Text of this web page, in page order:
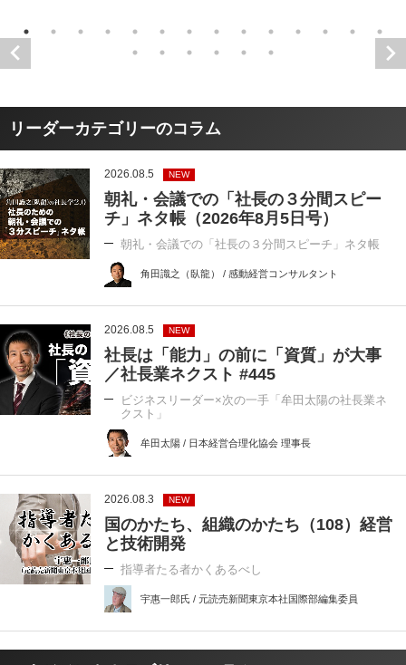
リーダーカテゴリーのコラム
2026.08.5 NEW
朝礼・会議での「社長の３分間スピー
チ」ネタ帳（2026年8月5日号）
朝礼・会議での「社長の３分間スピーチ」ネタ帳
角田識之（臥龍） / 感動経営コンサルタント
2026.08.5 NEW
社長は「能力」の前に「資質」が大事
／社長業ネクスト #445
ビジネスリーダー×次の一手「牟田太陽の社長業ネ
クスト」
牟田太陽 / 日本経営合理化協会 理事長
2026.08.3 NEW
国のかたち、組織のかたち（108）経営
と技術開発
指導者たる者かくあるべし
宇惠一郎氏 / 元読売新聞東京本社国際部編集委員